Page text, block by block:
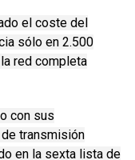
el coste del
sólo en 2.500
red completa
con sus
transmisión
en la sexta lista de